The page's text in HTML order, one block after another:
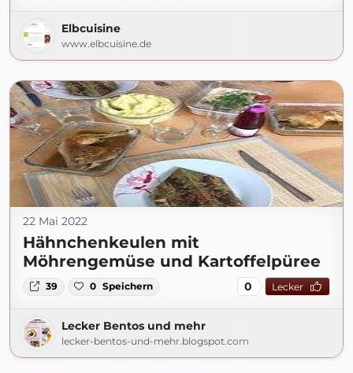
Elbcuisine
www.elbcuisine.de
22 Mai 2022
Hähnchenkeulen mit
Möhrengemüse und Kartoffelpüree
39 0 Speichern 0 Lecker
Lecker Bentos und mehr
lecker-bentos-und-mehr.blogspot.com